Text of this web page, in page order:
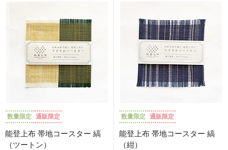
数量限定 通販限定
能登上布 帯地コースター 縞
（ツートン）
数量限定 通販限定
能登上布 帯地コースター 縞
（紺）